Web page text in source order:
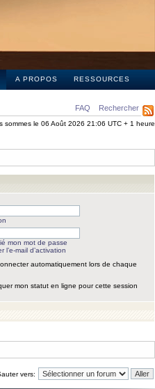
A PROPOS RESSOURCES
FAQ Rechercher
sommes le 06 Août 2026 21:06 UTC + 1 heure
mon mot de passe
l’e-mail d’activation
automatiquement lors de chaque
mon statut en ligne pour cette session
vers: